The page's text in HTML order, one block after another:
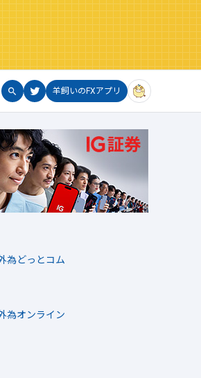
羊飼いのFXアプリ